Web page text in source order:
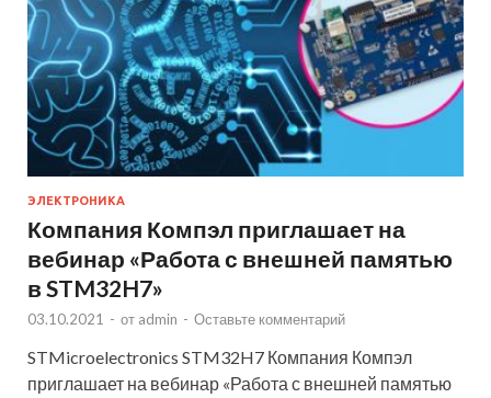
ЭЛЕКТРОНИКА
Компания Компэл приглашает на
вебинар «Работа с внешней памятью
в STM32H7»
03.10.2021 - от admin - Оставьте комментарий
STMicroelectronics STM32H7 Компания Компэл
приглашает на вебинар «Работа с внешней памятью